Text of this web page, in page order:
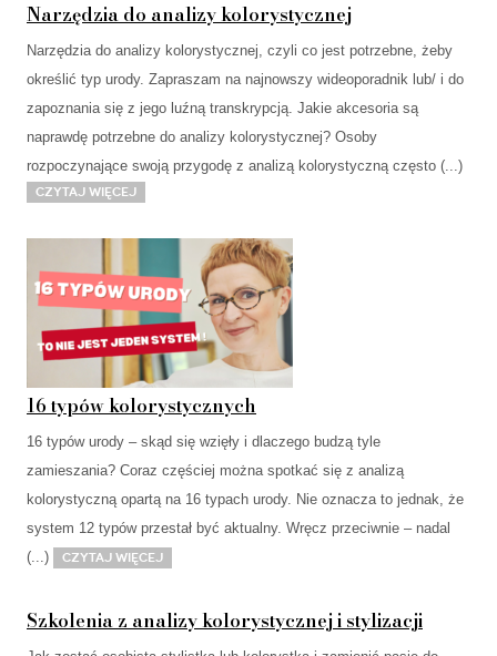
Narzędzia do analizy kolorystycznej
Narzędzia do analizy kolorystycznej, czyli co jest potrzebne, żeby
określić typ urody. Zapraszam na najnowszy wideoporadnik lub/ i do
zapoznania się z jego luźną transkrypcją. Jakie akcesoria są
naprawdę potrzebne do analizy kolorystycznej? Osoby
rozpoczynające swoją przygodę z analizą kolorystyczną często (...)
Czytaj więcej
16 typów kolorystycznych
16 typów urody – skąd się wzięły i dlaczego budzą tyle
zamieszania? Coraz częściej można spotkać się z analizą
kolorystyczną opartą na 16 typach urody. Nie oznacza to jednak, że
system 12 typów przestał być aktualny. Wręcz przeciwnie – nadal
(...)
Czytaj więcej
Szkolenia z analizy kolorystycznej i stylizacji